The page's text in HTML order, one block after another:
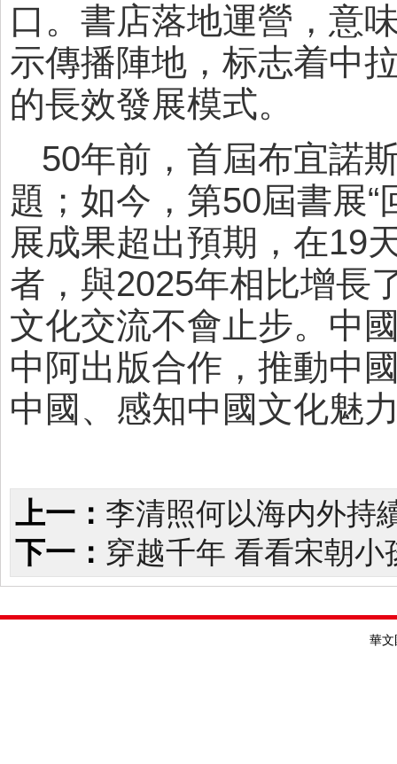
口。書店落地運營，意
示傳播陣地，标志着中
的長效發展模式。
50年前，首屆布宜諾
題；如今，第50屆書展“
展成果超出預期，在19
者，與2025年相比增長
文化交流不會止步。中
中阿出版合作，推動中
中國、感知中國文化魅
上一： 李清照何以海内外持
下一： 穿越千年 看看宋朝小
華